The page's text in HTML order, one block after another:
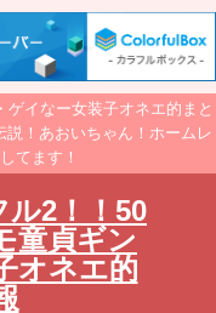
イなー女装子オネエ的まと
！あおいちゃん！ホームレ
てます！
ル2！！50
童貞ギン
オネエ的